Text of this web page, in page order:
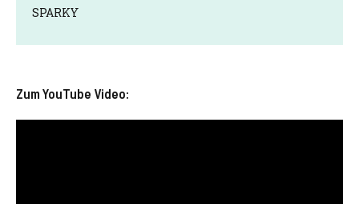
SPARKY
Zum YouTube Video: